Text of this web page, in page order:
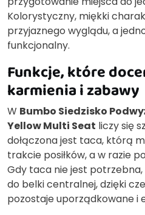
Kolorystyczny, miękki
przyjaznego wyglądu, a
funkcjonalny.
Funkcje, które
karmienia i zabawy
W Bumbo Siedzisko
Yellow Multi Seat liczy się
dołączona jest taca, którą
trakcie posiłków, a w razie
Gdy taca nie jest
do belki centralnej, dzięki
pozostaje uporządkowane i